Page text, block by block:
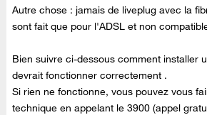
Autre chose : jamais de liveplug avec la
sont fait que pour l'ADSL et non
Bien suivre ci-dessous comment installer
devrait fonctionner correctement .
Si rien ne fonctionne, vous pouvez vous
technique en appelant le 3900 (appel